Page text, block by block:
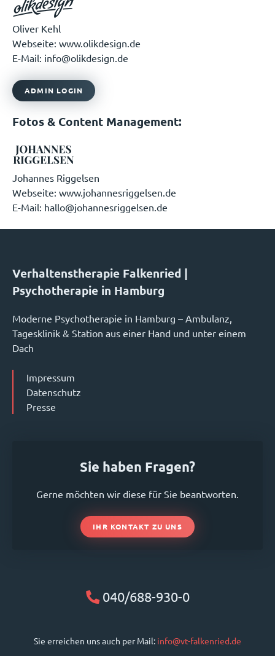
Oliver Kehl
Webseite: www.olikdesign.de
E-Mail: info@olikdesign.de
ADMIN LOGIN
Fotos & Content Management:
Johannes Riggelsen
Webseite: www.johannesriggelsen.de
E-Mail: hallo@johannesriggelsen.de
Verhaltenstherapie Falkenried |
Psychotherapie in Hamburg
Moderne Psychotherapie in Hamburg – Ambulanz,
Tagesklinik & Station aus einer Hand und unter einem
Dach
Impressum
Datenschutz
Presse
Sie haben Fragen?
Gerne möchten wir diese für Sie beantworten.
IHR KONTAKT ZU UNS
040/688-930-0
Sie erreichen uns auch per Mail: info@vt-falkenried.de